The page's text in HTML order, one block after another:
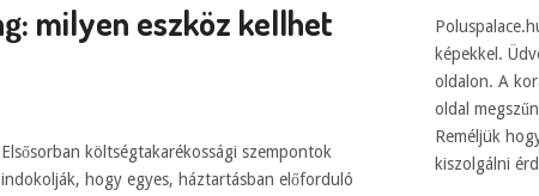
milyen eszköz kellhet
Elsősorban költségtakarékossági szempontok
indokolják, hogy egyes, háztartásban előforduló
képekkel.
oldalon. A
oldal
Reméljük
kiszolgálni